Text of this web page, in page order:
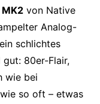
von Native
Analog-
schlichtes
80er-Flair,
wie bei
so oft – etwas